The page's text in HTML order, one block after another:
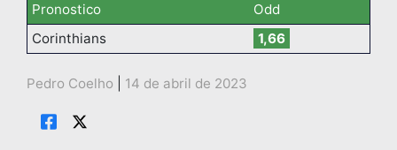
Pronostico
Odd
Corinthians
1,66
Pedro Coelho 14 de abril de 2023